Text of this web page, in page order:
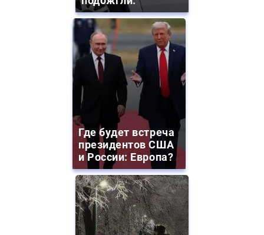
Где будет встреча
президентов США
и России: Европа?